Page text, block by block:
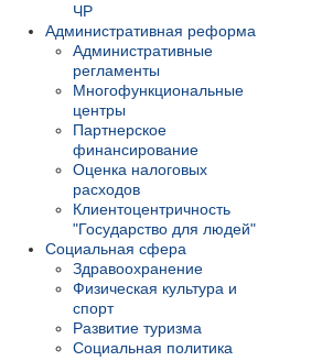
ЧР
Административная реформа
Административные
регламенты
Многофункциональные
центры
Партнерское
финансирование
Оценка налоговых
расходов
Клиентоцентричность
"Государство для людей"
Социальная сфера
Здравоохранение
Физическая культура и
спорт
Развитие туризма
Социальная политика